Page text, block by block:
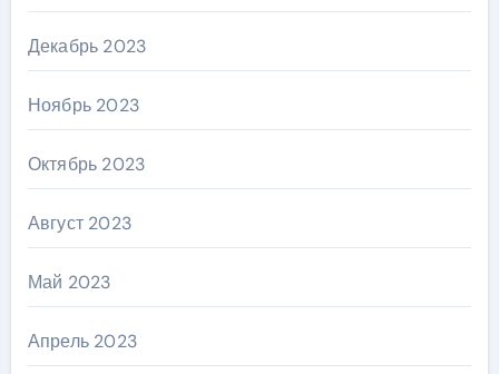
Декабрь 2023
Ноябрь 2023
Октябрь 2023
Август 2023
Май 2023
Апрель 2023